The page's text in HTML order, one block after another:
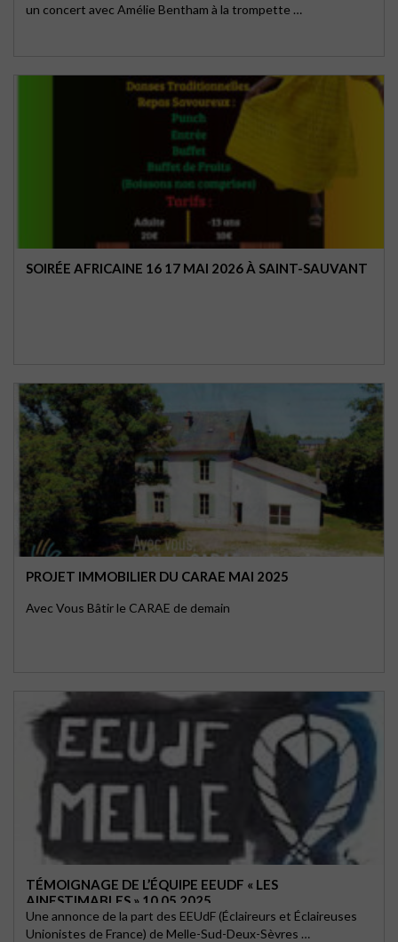
un concert avec Amélie Bentham à la trompette …
SOIRÉE AFRICAINE 16 17 MAI 2026 À SAINT-SAUVANT
PROJET IMMOBILIER DU CARAE MAI 2025
Avec Vous Bâtir le CARAE de demain
TÉMOIGNAGE DE L’ÉQUIPE EEUDF « LES
AINESTIMABLES » 10 05 2025
Une annonce de la part des EEUdF (Éclaireurs et Éclaireuses
Unionistes de France) de Melle-Sud-Deux-Sèvres …